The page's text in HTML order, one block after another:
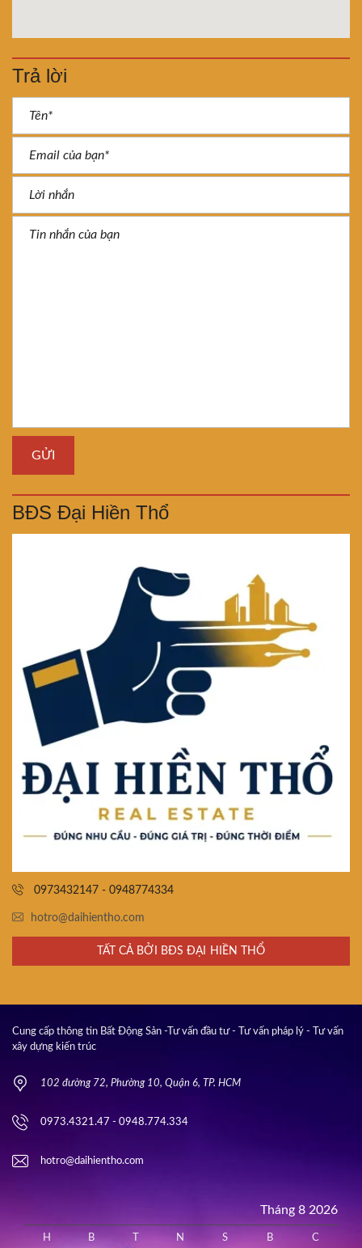
Trả lời
BĐS Đại Hiền Thổ
0973432147 - 0948774334
hotro@daihientho.com
TẤT CẢ BỞI BĐS ĐẠI HIỀN THỔ
Cung cấp thông tin Bất Động Sản -Tư vấn đầu tư - Tư vấn pháp lý - Tư vấn
xây dựng kiến trúc
102 đường 72, Phường 10, Quận 6, TP. HCM
0973.4321.47 - 0948.774.334
hotro@daihientho.com
Tháng 8 2026
H B N S B C